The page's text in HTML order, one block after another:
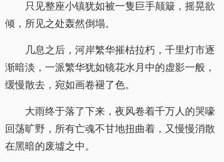
只见整座小镇犹如被一隻巨手颠簸，摇晃欲
倾，所见之处轰然倒塌。
几息之后，河岸繁华摧枯拉朽，千里灯市逐
渐暗淡，一派繁华犹如镜花水月中的虚影一般，
缓慢散去，宛如画卷褪了色。
大雨终于落了下来，夜风卷着千万人的哭嚎
回荡旷野，所有亡魂不甘地扭曲着，又慢慢消散
在黑暗的废墟之中。